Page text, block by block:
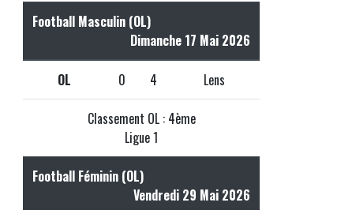
Football Masculin (OL)
Dimanche 17 Mai 2026
OL 0 4 Lens
Classement OL : 4ème
Ligue 1
Football Féminin (OL)
Vendredi 29 Mai 2026